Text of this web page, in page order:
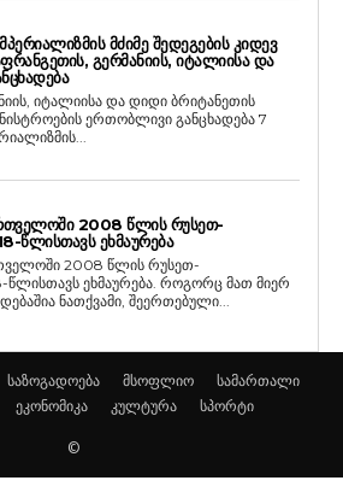
ᲛᲫᲘᲛᲔ ᲨᲔᲓᲔᲒᲔᲑᲘᲡ ᲙᲘᲓᲔᲕ
ᲒᲔᲠᲛᲐᲜᲘᲘᲡ, ᲘᲢᲐᲚᲘᲘᲡᲐ ᲓᲐ
იტალიისა და დიდი ბრიტანეთის
ერთობლივი განცხადება 7
2008 ᲬᲚᲘᲡ ᲠᲣᲡᲔᲗ-
ᲬᲚᲘᲡᲗᲐᲕᲡ ᲔᲮᲛᲐᲣᲠᲔᲑᲐ
2008 წლის რუსეთ-
ეხმაურება. როგორც მათ მიერ
ნათქვამი, შეერთებული...
საზოგადოება მსოფლიო
სამართალი
ეკონომიკა კულტურა სპორტი
©